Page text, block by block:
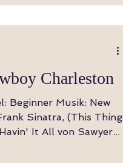
Charleston
Beginner Musik: New
Sinatra, (This Thing
It All von Sawyer...